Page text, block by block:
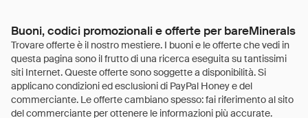
Buoni, codici promozionali e offerte per bareMinerals